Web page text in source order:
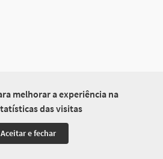
melhorar a experiência na
das visitas
Aceitar e fechar